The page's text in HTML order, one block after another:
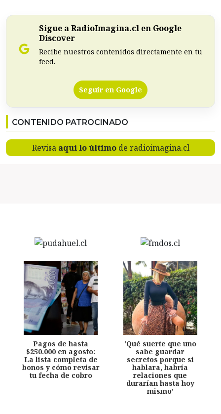
Sigue a RadioImagina.cl en Google
Discover
Recibe nuestros contenidos directamente en tu
feed.
Seguir en Google
CONTENIDO PATROCINADO
Revisa aquí lo últimode radioimagina.cl
Pagos de hasta
$250.000 en agosto:
La lista completa de
bonos y cómo revisar
tu fecha de cobro
'Qué suerte que uno
sabe guardar
secretos porque si
hablara, habría
relaciones que
durarían hasta hoy
mismo'